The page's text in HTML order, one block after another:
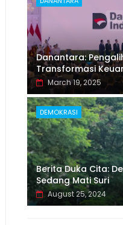
Danantara:
Transformasi
March 19, 2025
DEMOKRASI
Berita Duka Cita:
Sedang Mati Suri
August 25, 2024